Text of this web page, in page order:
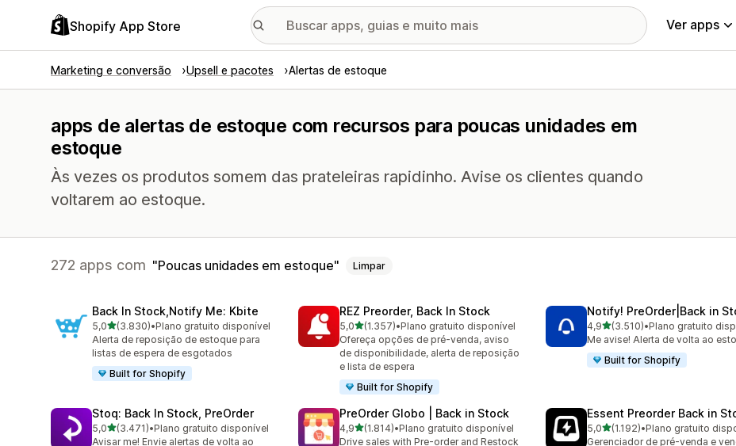
Shopify App Store Ver apps
Marketing e conversão Upsell e pacotes Alertas de estoque
apps de alertas de estoque com recursos para poucas unidades em
estoque
Às vezes os produtos somem das prateleiras rapidinho. Avise os clientes quando
voltarem ao estoque.
272 apps com Poucas unidades em estoque Limpar
Back In Stock,Notify Me: Kbite
5,0de 5 estrelas
(3.830)
3830 avaliações ao todo
•Plano gratuito disponível
Alerta de reposição de estoque para
listas de espera de esgotados
Built for Shopify
REZ Preorder, Back In Stock
5,0de 5 estrelas
(1.357)
1357 avaliações ao todo
•Plano gratuito disponível
Ofereça opções de pré-venda, aviso
de disponibilidade, alerta de reposição
e lista de espera
Built for Shopify
Notify! PreOrder|Back in
4,9de 5 estrelas
(3.510)
3510 avaliações ao todo
•Plano gratuito
Me avise! Alerta de volta ao
Built for Shopify
Stoq: Back In Stock, PreOrder
5,0de 5 estrelas
(3.471)
3471 avaliações ao todo
•Plano gratuito disponível
Avisar me! Envie alertas de volta ao
PreOrder Globo | Back in Stock
4,9de 5 estrelas
(1.814)
1814 avaliações ao todo
•Plano gratuito disponível
Drive sales with Pre-order and Restock
Essent Preorder Back in
5,0de 5 estrelas
(1.192)
1192 avaliações ao todo
•Plano gratuito
Gerenciador de pré-venda e